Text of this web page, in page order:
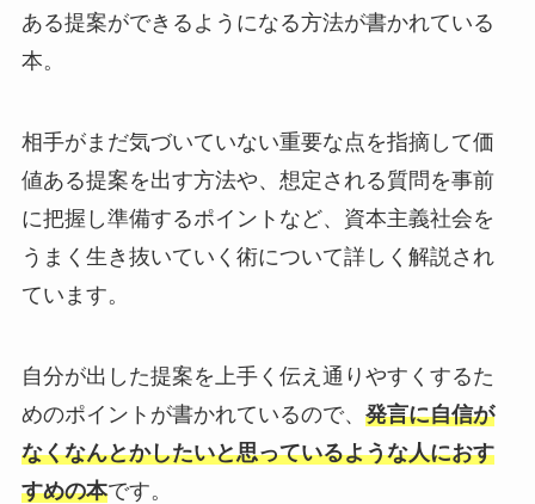
ある提案ができるようになる方法が書かれている
本。
相手がまだ気づいていない重要な点を指摘して価
値ある提案を出す方法や、想定される質問を事前
に把握し準備するポイントなど、資本主義社会を
うまく生き抜いていく術について詳しく解説され
ています。
自分が出した提案を上手く伝え通りやすくするた
めのポイントが書かれているので、 発言に自信が
なくなんとかしたいと思っているような人におす
すめの本です。